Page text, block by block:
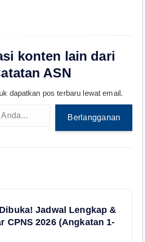
konten lain dari
ASN
dapatkan pos terbaru lewat email.
Berlangganan
Jadwal Lengkap &
CPNS 2026 (Angkatan 1-